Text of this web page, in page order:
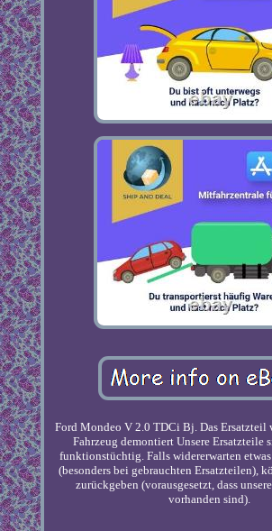
Ford Mondeo V 2.0 TDCi Bj. Das Ersatzteil
Fahrzeug demontiert Unsere Ersatzteile
funktionstüchtig. Falls widererwarten
(besonders bei gebrauchten Ersatzteilen),
zurückgeben (vorausgesetzt, dass
vorhanden sind).